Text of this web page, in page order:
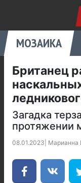
МОЗАИКА
Британец
Загадка
протяжении
08.01.2023 Марианна